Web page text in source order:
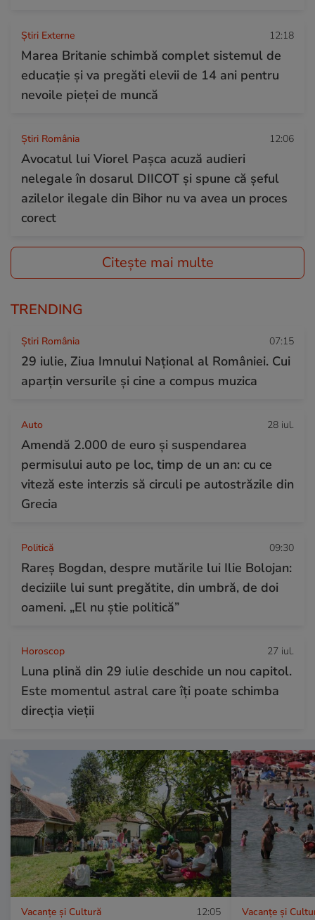
Știri Externe 12:18
Marea Britanie schimbă complet sistemul de
educație și va pregăti elevii de 14 ani pentru
nevoile pieței de muncă
Știri România 12:06
Avocatul lui Viorel Pașca acuză audieri
nelegale în dosarul DIICOT și spune că șeful
azilelor ilegale din Bihor nu va avea un proces
corect
Citește mai multe
TRENDING
Știri România 07:15
29 iulie, Ziua Imnului Național al României. Cui
aparțin versurile și cine a compus muzica
Auto 28 iul.
Amendă 2.000 de euro și suspendarea
permisului auto pe loc, timp de un an: cu ce
viteză este interzis să circuli pe autostrăzile din
Grecia
Politică 09:30
Rareș Bogdan, despre mutările lui Ilie Bolojan:
deciziile lui sunt pregătite, din umbră, de doi
oameni. „El nu știe politică”
Horoscop 27 iul.
Luna plină din 29 iulie deschide un nou capitol.
Este momentul astral care îți poate schimba
direcția vieții
Vacanțe și Cultură 12:05 Vacanțe și